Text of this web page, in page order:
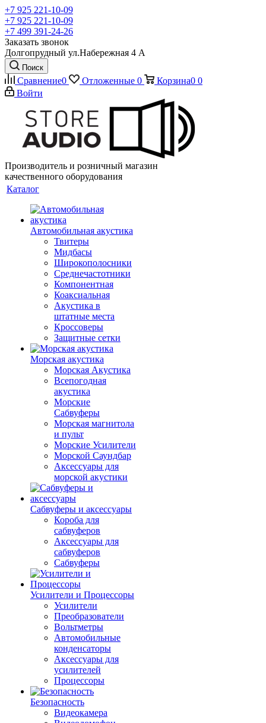
+7 925 221-10-09
+7 925 221-10-09
+7 499 391-24-26
Заказать звонок
Долгопрудный ул.Набережная 4 А
Поиск
Сравнение0 Отложенные 0 Корзина0 0
Войти
Производитель и розничный магазин
качественного оборудования
Каталог
Автомобильная акустика
Твитеры
Мидбасы
Широкополосники
Среднечастотники
Компонентная
Коаксиальная
Акустика в
штатные места
Кроссоверы
Защитные сетки
Морская акустика
Морская Акустика
Всепогодная
акустика
Морские
Сабвуферы
Морская магнитола
и пульт
Морские Усилители
Морской Cаундбар
Аксессуары для
морской акустики
Сабвуферы и аксессуары
Короба для
сабвуферов
Аксессуары для
сабвуферов
Сабвуферы
Усилители и Процессоры
Усилители
Преобразователи
Вольтметры
Автомобильные
конденсаторы
Аксессуары для
усилителей
Процессоры
Безопасность
Видеокамера